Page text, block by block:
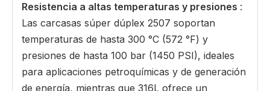
Resistencia a altas temperaturas y presiones :
Las carcasas súper dúplex 2507 soportan
temperaturas de hasta 300 °C (572 °F) y
presiones de hasta 100 bar (1450 PSI), ideales
para aplicaciones petroquímicas y de generación
de energía, mientras que 316L ofrece un